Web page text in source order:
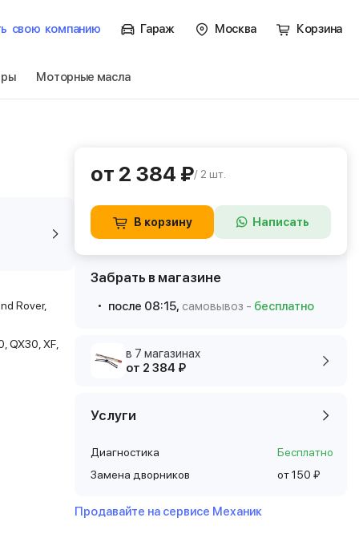
свою компанию Гараж Москва Корзина
Моторные масла
Rover,
QX30, XF,
от 2 384 ₽/ 2 шт.
В корзину Написать
Забрать в магазине
после 08:15, самовывоз - бесплатно
в 7 магазинах
от 2 384 ₽
Услуги
Диагностика
Бесплатно
Замена дворников
от 150 ₽
Продавайте на сервисе Механик